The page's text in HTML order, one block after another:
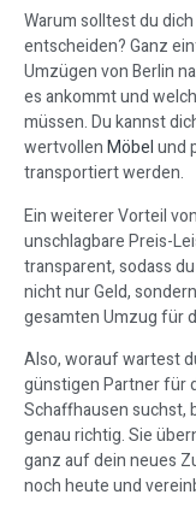
Warum solltest du
entscheiden? Ganz
Umzügen von Berlin
es ankommt und
müssen. Du kannst
wertvollenMöbelund
transportiert werden.
Ein weiterer Vorteil von
unschlagbare Preis-
transparent, sodass
nicht nur Geld,
gesamten Umzug für
Also, worauf wartest
günstigen Partner für
Schaffhausen suchst,
genau richtig. Sie
ganz auf dein neues
noch heute und